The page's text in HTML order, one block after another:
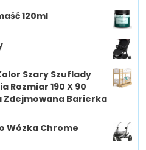
120ml
Szary Szuflady
Rozmiar 190 X 90
Zdejmowana Barierka
Wózka Chrome